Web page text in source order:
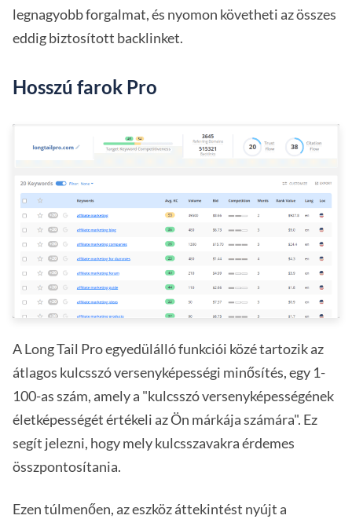
legnagyobb forgalmat, és nyomon követheti az összes
eddig biztosított backlinket.
Hosszú farok Pro
A Long Tail Pro egyedülálló funkciói közé tartozik az
átlagos kulcsszó versenyképességi minősítés, egy 1-
100-as szám, amely a "kulcsszó versenyképességének
életképességét értékeli az Ön márkája számára". Ez
segít jelezni, hogy mely kulcsszavakra érdemes
összpontosítania.
Ezen túlmenően, az eszköz áttekintést nyújt a